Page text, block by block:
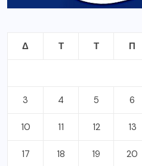
Δ Τ Τ Π
3 4 5 6
10 11 12 13
17 18 19 20